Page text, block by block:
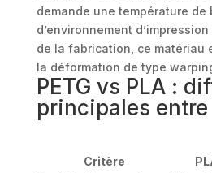
demande une température de
d’environnement
de la fabrication, ce matériau
la déformation de type
PETG vs PLA :
principales
Critère